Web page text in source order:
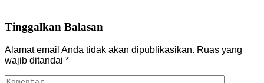
Tinggalkan Balasan
Alamat email Anda tidak akan dipublikasikan. Ruas yang
wajib ditandai *